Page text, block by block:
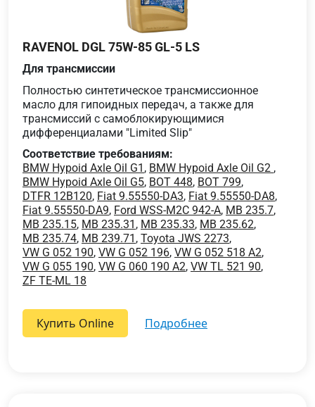
RAVENOL DGL 75W-85 GL-5 LS
Для трансмиссии
Полностью синтетическое трансмиссионное
масло для гипоидных передач, а также для
трансмиссий с самоблокирующимися
дифференциалами "Limited Slip"
Соответствие требованиям:
BMW Hypoid Axle Oil G1 , BMW Hypoid Axle Oil G2 ,
BMW Hypoid Axle Oil G5, BOT 448, BOT 799,
DTFR 12B120, Fiat 9.55550-DA3, Fiat 9.55550-DA8,
Fiat 9.55550-DA9, Ford WSS-M2C 942-A, MB 235.7,
MB 235.15, MB 235.31 , MB 235.33, MB 235.62,
MB 235.74, MB 239.71 , Toyota JWS 2273,
VW G 052 190, VW G 052 196, VW G 052 518 A2,
VW G 055 190, VW G 060 190 A2, VW TL 521 90,
ZF TE-ML 18
Купить Online подробнее